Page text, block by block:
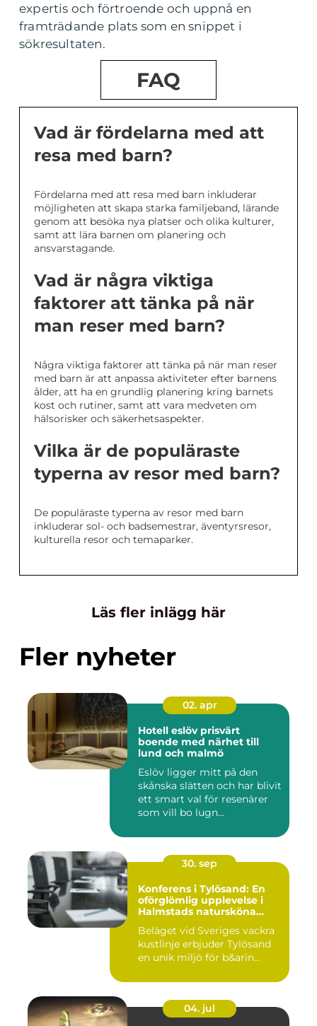
expertis och förtroende och uppnå en
framträdande plats som en snippet i
sökresultaten.
FAQ
Vad är fördelarna med att
resa med barn?
Fördelarna med att resa med barn inkluderar
möjligheten att skapa starka familjeband, lärande
genom att besöka nya platser och olika kulturer,
samt att lära barnen om planering och
ansvarstagande.
Vad är några viktiga
faktorer att tänka på när
man reser med barn?
Några viktiga faktorer att tänka på när man reser
med barn är att anpassa aktiviteter efter barnens
ålder, att ha en grundlig planering kring barnets
kost och rutiner, samt att vara medveten om
hälsorisker och säkerhetsaspekter.
Vilka är de populäraste
typerna av resor med barn?
De populäraste typerna av resor med barn
inkluderar sol- och badsemestrar, äventyrsresor,
kulturella resor och temaparker.
Läs fler inlägg här
Fler nyheter
02. apr
Hotell eslöv prisvärt
boende med närhet till
lund och malmö
Eslöv ligger mitt på den
skånska slätten och har blivit
ett smart val för resenärer
som vill bo lugn...
30. sep
Konferens i Tylösand: En
oförglömlig upplevelse i
Halmstads natursköna
Beläget vid Sveriges vackra
kustlinje erbjuder Tylösand
en unik miljö för b&arin...
04. jul